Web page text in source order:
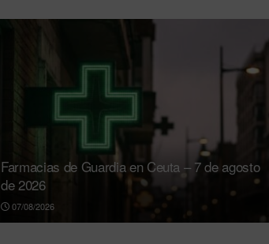
Farmacias de Guardia en Ceuta – 7 de agosto
de 2026
07/08/2026